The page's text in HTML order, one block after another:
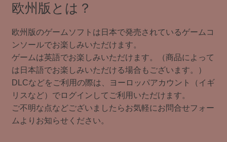
欧州版とは？
欧州版のゲームソフトは日本で発売されているゲームコ
ンソールでお楽しみいただけます。
ゲームは英語でお楽しみいただけます。（商品によって
は日本語でお楽しみいただける場合もございます。）
DLCなどをご利用の際は、ヨーロッパアカウント（イギ
リスなど）でログインしてご利用いただけます。
ご不明な点などございましたらお気軽にお問合せフォー
ムよりお知らせください。